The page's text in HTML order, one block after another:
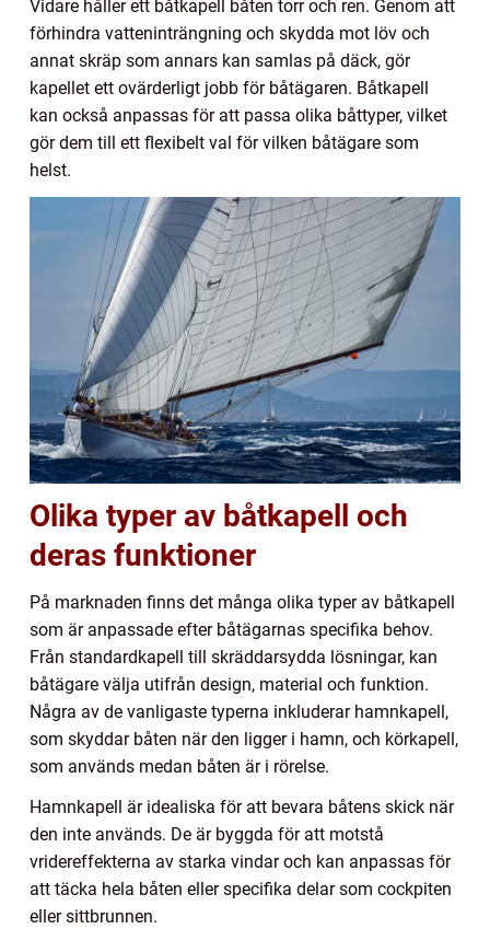
Vidare håller ett båtkapell båten torr och ren. Genom att
förhindra vatteninträngning och skydda mot löv och
annat skräp som annars kan samlas på däck, gör
kapellet ett ovärderligt jobb för båtägaren. Båtkapell
kan också anpassas för att passa olika båttyper, vilket
gör dem till ett flexibelt val för vilken båtägare som
helst.
Olika typer av båtkapell och
deras funktioner
På marknaden finns det många olika typer av båtkapell
som är anpassade efter båtägarnas specifika behov.
Från standardkapell till skräddarsydda lösningar, kan
båtägare välja utifrån design, material och funktion.
Några av de vanligaste typerna inkluderar hamnkapell,
som skyddar båten när den ligger i hamn, och körkapell,
som används medan båten är i rörelse.
Hamnkapell är idealiska för att bevara båtens skick när
den inte används. De är byggda för att motstå
vridereffekterna av starka vindar och kan anpassas för
att täcka hela båten eller specifika delar som cockpiten
eller sittbrunnen.